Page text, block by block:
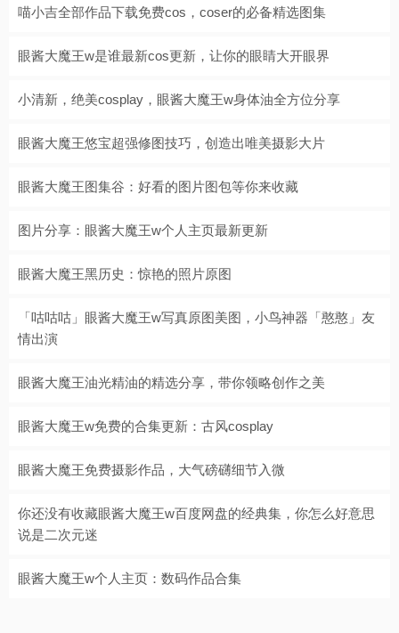
喵小吉全部作品下载免费cos，coser的必备精选图集
眼酱大魔王w是谁最新cos更新，让你的眼睛大开眼界
小清新，绝美cosplay，眼酱大魔王w身体油全方位分享
眼酱大魔王悠宝超强修图技巧，创造出唯美摄影大片
眼酱大魔王图集谷：好看的图片图包等你来收藏
图片分享：眼酱大魔王w个人主页最新更新
眼酱大魔王黑历史：惊艳的照片原图
「咕咕咕」眼酱大魔王w写真原图美图，小鸟神器「憨憨」友
情出演
眼酱大魔王油光精油的精选分享，带你领略创作之美
眼酱大魔王w免费的合集更新：古风cosplay
眼酱大魔王免费摄影作品，大气磅礴细节入微
你还没有收藏眼酱大魔王w百度网盘的经典集，你怎么好意思
说是二次元迷
眼酱大魔王w个人主页：数码作品合集